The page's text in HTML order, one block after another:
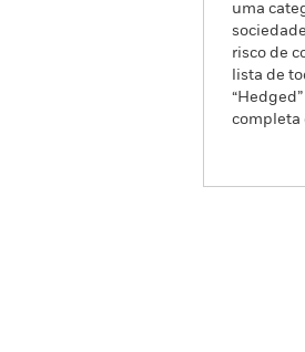
uma
risco de
lista de
completa